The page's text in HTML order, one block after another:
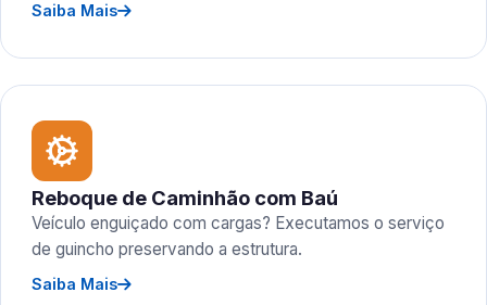
Saiba Mais
Reboque de Caminhão com Baú
Veículo enguiçado com cargas? Executamos o serviço
de guincho preservando a estrutura.
Saiba Mais